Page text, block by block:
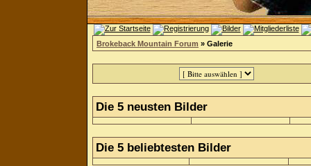
Brokeback Mountain Forum » Galerie
Die 5 neusten Bilder
Die 5 beliebtesten Bilder